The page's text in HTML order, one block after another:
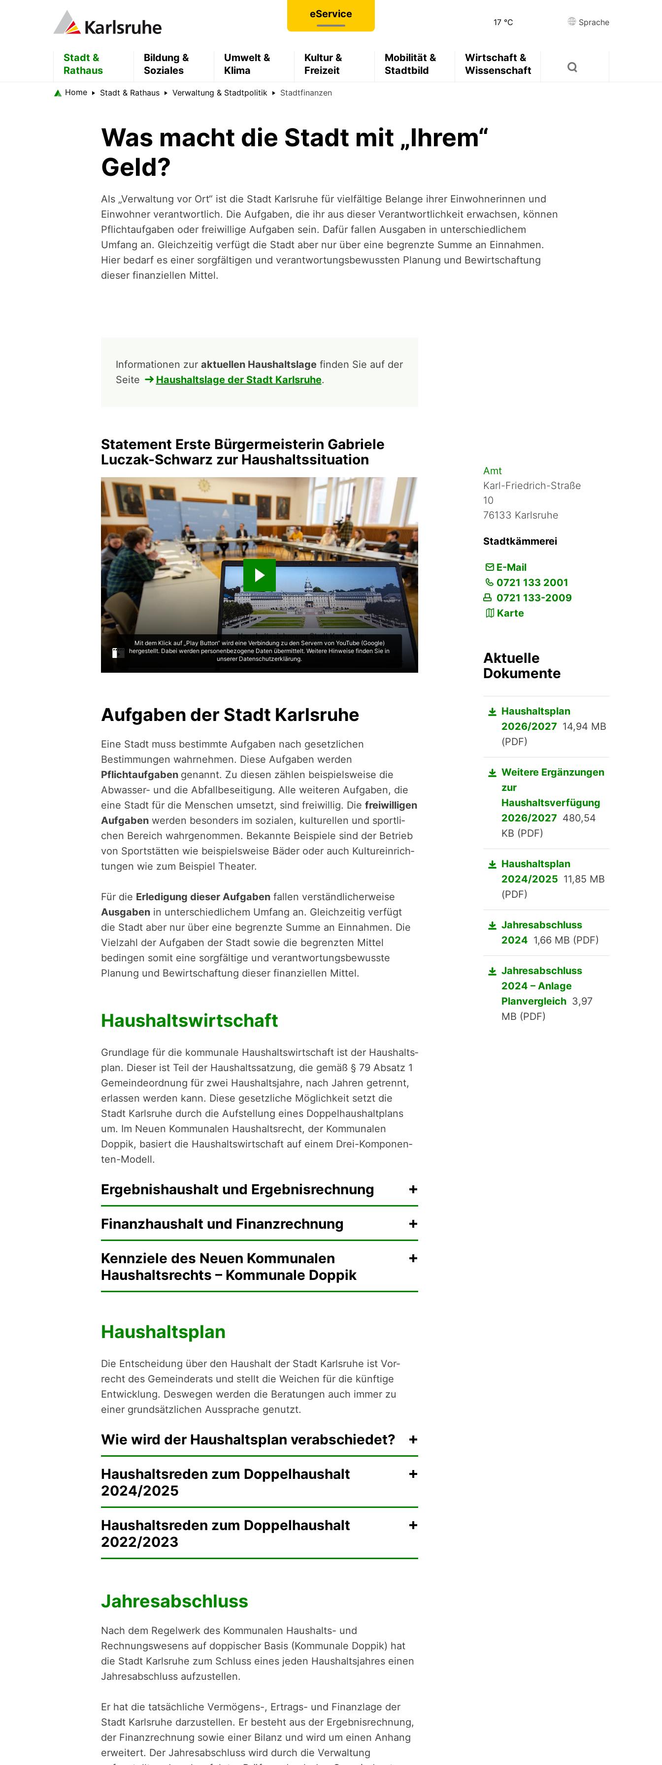
eService
17 °C Sprache
Stadt &
Rathaus
Bildung &
Soziales
Umwelt &
Klima
Kultur &
Freizeit
Mobilität &
Stadtbild
Wirtschaft &
Wissenschaft
Home Stadt & Rathaus Verwaltung & Stadtpolitik Stadtfinanzen
Was macht die Stadt mit „Ihrem“
Geld?
Als „Verwaltung vor Ort“ ist die Stadt Karlsruhe für vielfältige Belange ihrer Einwohnerinnen und
Einwohner verantwortlich. Die Aufgaben, die ihr aus dieser Verantwortlichkeit erwachsen, können
Pflichtaufgaben oder freiwillige Aufgaben sein. Dafür fallen Ausgaben in unterschiedlichem
Umfang an. Gleichzeitig verfügt die Stadt aber nur über eine begrenzte Summe an Einnahmen.
Hier bedarf es einer sorgfältigen und verantwortungsbewussten Planung und Bewirtschaftung
dieser finanziellen Mittel.
Informationen zur aktuellen Haushaltslagefinden Sie auf der
Seite
Haushaltslage der Stadt Karlsruhe.
Statement Erste Bürgermeisterin Gabriele
Luczak-Schwarz zur Haushaltssituation
Mit dem Klick auf „Play Button“ wird eine Verbindung zu den Servern von YouTube (Google)
hergestellt. Dabei werden personenbezogene Daten übermittelt. Weitere Hinweise finden Sie in
unserer Datenschutzerklärung.
Aufgaben der Stadt Karlsruhe
Eine Stadt muss bestimmte Aufgaben nach gesetzlichen
Bestimmungen wahrnehmen. Diese Aufgaben werden
Pflichtaufgaben genannt. Zu diesen zäh­len beispiels­weise die
Abwasser- und die Abfall­be­sei­ti­gung. Alle weiteren Aufgaben, die
eine Stadt für die Menschen umsetzt, sind freiwillig. Die frei­wil­ligen
Aufgabenwerden besonders im sozialen, kultu­rel­len und sport­li­
chen Bereich wahrge­nom­men. Bekannte Beispiele sind der Betrieb
von Sport­stät­ten wie beispielsweise Bäder oder auch ­Kul­turein­rich­
tun­gen wie zum Beispiel Theater.
Für die Erledigung dieser Aufgabenfallen ­ver­ständ­li­cher­weise
Ausgabenin un­ter­schied­li­chem Umfang an. Gleich­zei­tig verfügt
die Stadt aber nur über eine begrenzte Summe an Einnahmen. Die
Vielzahl der Auf­ga­ben der Stadt sowie die begrenzten Mittel
bedingen somit eine sorgfäl­tige und verant­wor­tungs­be­wusste
Planung und Be­wirt­schaf­tung dieser finan­zi­el­len Mittel.
Haushaltswirtschaft
Grundlage für die kommunale Haushalts­wirt­schaft ist der Haus­halts­
plan. Dieser ist Teil der Haushalts­sat­zung, die gemäß § 79 Absatz 1
Gemein­de­ord­nung für zwei Haushalts­jahre, nach Jahren ­ge­trennt,
erlassen werden kann. Diese gesetz­li­che Möglich­keit ­setzt die
Stadt Karlsruhe durch die Aufstel­lung eines ­Dop­pel­haus­halt­plans
um. Im Neuen Kommu­na­len Haus­halts­recht, der Kom­mu­nalen
Doppik, basiert die Haushalts­wirt­schaft auf einem Drei-Kompo­nen­
ten-Modell.
Ergebnishaushalt und Ergebnisrechnung
Finanz­haus­halt und Finanzrechnung
Kennziele des Neuen Kommunalen
Haushalts­rechts – Kommunale Doppik
Haushaltsplan
Die Entschei­dung über den Haushalt der Stadt Karlsruhe ist Vor­
recht des Gemein­de­rats und stellt die Weichen für die künf­tige
Entwick­lung. Deswegen werden die Beratungen auch immer zu
einer grund­sätz­li­chen Aussprache genutzt.
Wie wird der Haushaltsplan verabschiedet?
Haushaltsreden zum Doppelhaushalt
2024/2025
Haushaltsreden zum Doppelhaushalt
2022/2023
Jahresabschluss
Nach dem Regelwerk des Kommunalen Haushalts- und
Rechnungswesens auf doppischer Basis (Kommunale Doppik) hat
die Stadt Karlsruhe zum Schluss eines jeden Haushaltsjahres einen
Jahresabschluss aufzustellen.
Er hat die tatsächliche Vermögens-, Ertrags- und Finanzlage der
Stadt Karlsruhe darzustellen. Er besteht aus der Ergebnisrechnung,
der Finanzrechnung sowie einer Bilanz und wird um einen Anhang
erweitert. Der Jahresabschluss wird durch die Verwaltung
Amt
Karl-Friedrich-Straße
10
76133 Karlsruhe
Stadtkämmerei
E-Mail
0721 133 2001
0721 133-2009
Karte
Aktuelle
Dokumente
Haushaltsplan
2026/2027 14,94 MB
(PDF)
Weitere Ergänzungen
zur
Haushaltsverfügung
2026/2027 480,54
KB (PDF)
Haushaltsplan
2024/2025 11,85 MB
(PDF)
Jahresabschluss
2024 1,66 MB (PDF)
Jahresabschluss
2024 – Anlage
Planvergleich 3,97
MB (PDF)